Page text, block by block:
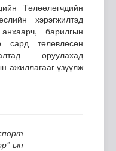
Төлөөлөгчдийн
хэрэгжилтэд
барилгын
төлөвлөсөн
оруулахад
ажиллагааг үзүүлж
ын